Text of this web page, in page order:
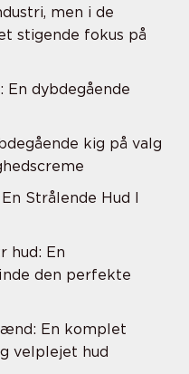
men i de
stigende fokus på
dybdegående
kig på valg
Strålende Hud I
hud: En
den perfekte
En komplet
velplejet hud